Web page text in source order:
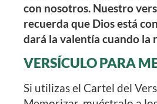
con nosotros. Nuestro
recuerda que Dios está
dará la valentía cuando la
VERSÍCULO PARA
Si utilizas el Cartel del